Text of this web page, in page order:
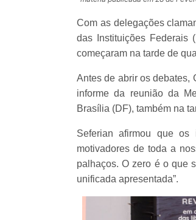
Com as delegações
das Instituições Federais
começaram na tarde de
Antes de abrir os debates,
informe da reunião da
Brasília (DF), também na
Seferian afirmou que os
motivadores de toda a
palhaços. O zero é o que
unificada apresentada”.